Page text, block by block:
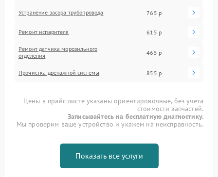
Устранение засора трубопровода 765 р
Ремонт испарителя 615 р
Ремонт датчика морозильного
отделения
465 р
Прочистка дренажной системы 855 р
Цены в прайс-листе указаны ориентировочные, без учета
стоимости запчастей.
Записывайтесь на бесплатную диагностику.
Мы проверим ваше устройство и укажем на неисправность.
Показать все услуги